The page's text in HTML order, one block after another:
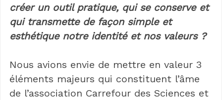
créer un outil pratique, qui se conserve et
qui transmette de façon simple et
esthétique notre identité et nos valeurs ?
Nous avions envie de mettre en valeur 3
éléments majeurs qui constituent l’âme
de l’association Carrefour des Sciences et